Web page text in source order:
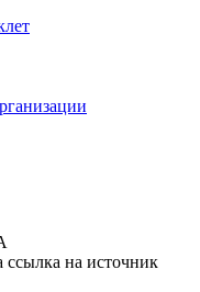
ссылка на источник